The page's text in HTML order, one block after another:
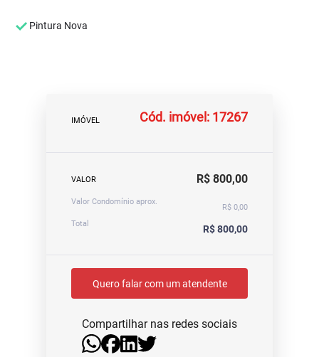
Pintura Nova
IMÓVEL Cód. imóvel: 17267
VALOR R$ 800,00
Valor Condomínio aprox.
R$ 0,00
Total
R$ 800,00
Quero falar com um atendente
Compartilhar nas redes sociais